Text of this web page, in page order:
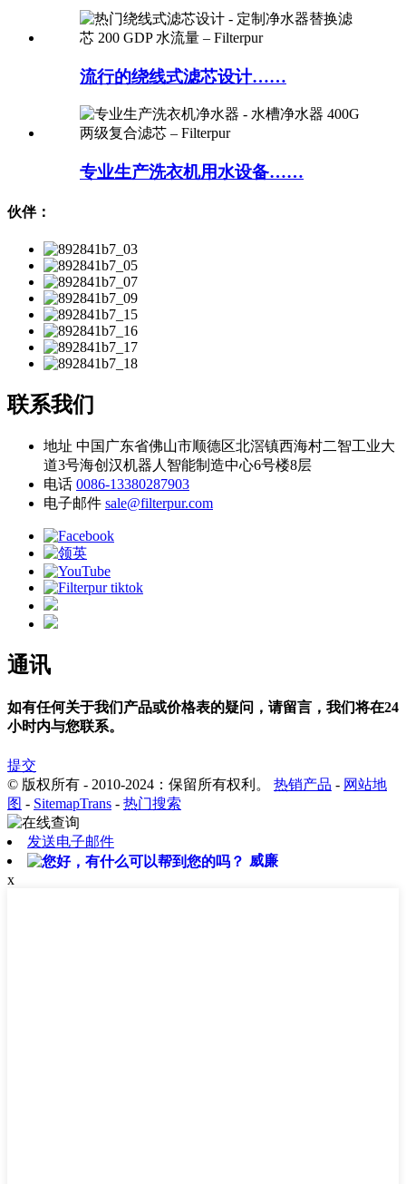
流行的绕线式滤芯设计……
专业生产洗衣机用水设备……
伙伴：
联系我们
地址 中国广东省佛山市顺德区北滘镇西海村二智工业大
道3号海创汉机器人智能制造中心6号楼8层
电话 0086-13380287903
电子邮件 sale@filterpur.com
通讯
如有任何关于我们产品或价格表的疑问，请留言，我们将在24
小时内与您联系。
提交
© 版权所有 - 2010-2024：保留所有权利。 热销产品 - 网站地
图 - SitemapTrans - 热门搜索
发送电子邮件
威廉
x